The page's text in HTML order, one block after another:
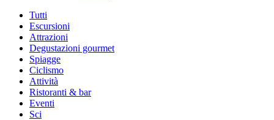
Tutti
Escursioni
Attrazioni
Degustazioni gourmet
Spiagge
Ciclismo
Attività
Ristoranti & bar
Eventi
Sci